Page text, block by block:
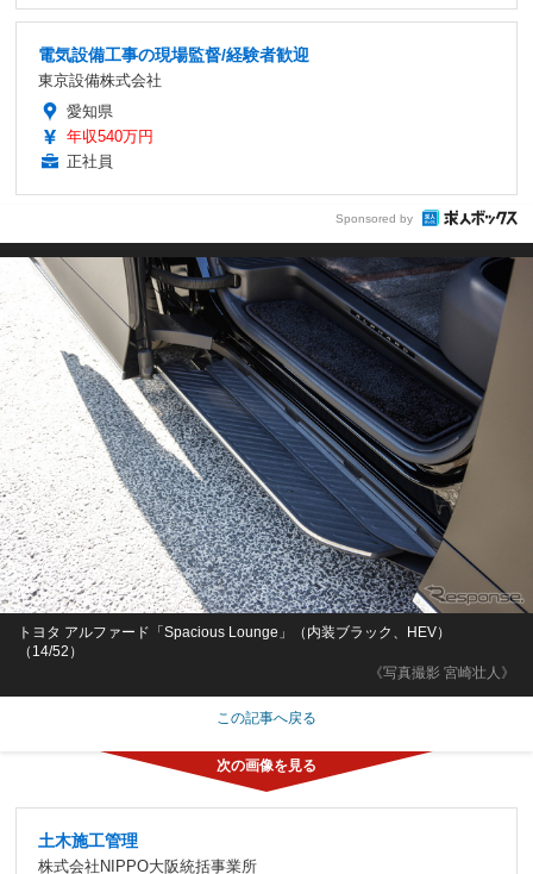
電気設備工事の現場監督/経験者歓迎
東京設備株式会社
愛知県
年収540万円
正社員
Sponsored by
《写真撮影 宮崎壮人》
トヨタ アルファード「Spacious Lounge」（内装ブラック、HEV）
（14/52）
この記事へ戻る
土木施工管理
株式会社NIPPO大阪統括事業所